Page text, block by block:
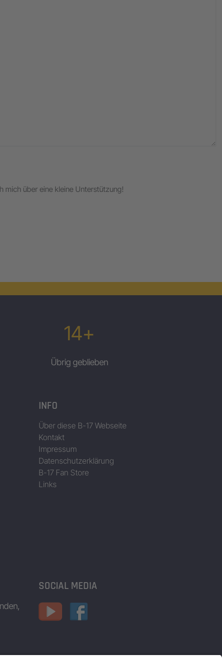
mich über eine kleine Unterstützung!
14+
Übrig geblieben
INFO
Über diese B-17 Webseite
Kontakt
Impressum
Datenschutzerklärung
B-17 Fan Store
Links
SOCIAL MEDIA